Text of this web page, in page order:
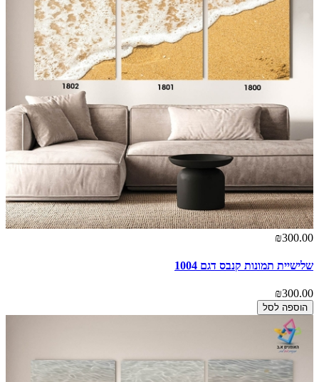
₪300.00
שלישיית תמונות קנבס דגם 1004
₪300.00
הוספה לסל